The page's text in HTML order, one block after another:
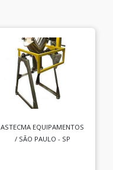
ASTECMA EQUIPAMENTOS
/ SÃO PAULO - SP